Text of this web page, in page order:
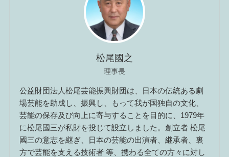
松尾國之
理事長
公益財団法人松尾芸能振興財団は、日本の伝統ある劇
場芸能を助成し、振興し、もって我が国独自の文化、
芸能の保存及び向上に寄与することを目的に、1979年
に松尾國三が私財を投じて設立しました。創立者 松尾
國三の意志を継ぎ、日本の芸能の出演者、継承者、裏
方で芸能を支える技術者 等、携わる全ての方々に対し